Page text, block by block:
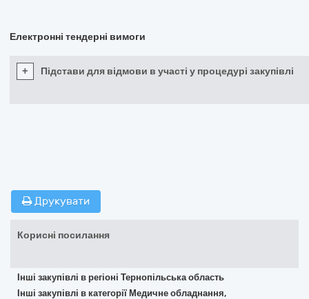
Електронні тендерні вимоги
+ Підстави для відмови в участі у процедурі закупівлі
Друкувати
Корисні посилання
Інші закупівлі в регіоні Тернопільська область
Інші закупівлі в категорії Медичне обладнання,